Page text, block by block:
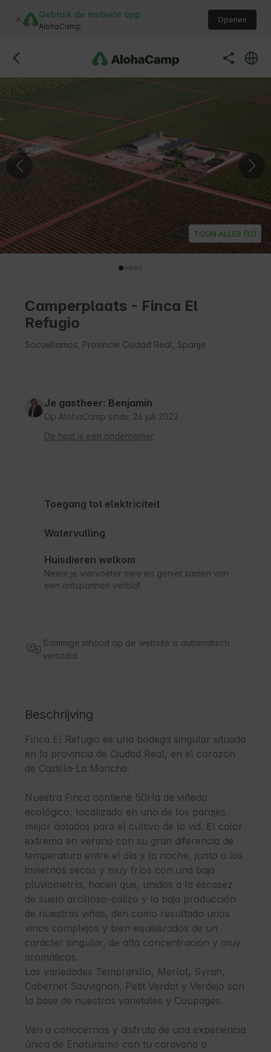
Gebruik de mobiele app
AlohaCamp
Openen
TOON ALLES (12)
Camperplaats - Finca El
Refugio
Socuellamos, Provincie Ciudad Real, Spanje
Je gastheer: Benjamin
Op AlohaCamp sinds: 26 juli 2022
De host is een ondernemer
Toegang tot elektriciteit
Watervulling
Huisdieren welkom
Neem je viervoeter mee en geniet samen van
een ontspannen verblijf.
Sommige inhoud op de website is automatisch
vertaald.
Beschrijving
Finca El Refugio es una bodega singular situada
en la provincia de Ciudad Real, en el corazón
de Castilla-La Mancha.
Nuestra Finca contiene 50Ha de viñedo
ecológico, localizado en uno de los parajes
mejor dotados para el cultivo de la vid. El calor
extremo en verano con su gran diferencia de
temperatura entre el día y la noche, junto a los
inviernos secos y muy fríos con una baja
pluviometría, hacen que, unidos a la escasez
de suelo arcilloso-calizo y la baja producción
de nuestras viñas, den como resultado unos
vinos complejos y bien equilibrados de un
carácter singular, de alta concentración y muy
aromáticos.
Las variedades Tempranillo, Merlot, Syrah,
Cabernet Sauvignon, Petit Verdot y Verdejo son
la base de nuestros varietales y Coupages.
Ven a conocernos y disfruta de una experiencia
única de Enoturismo con tu caravana o